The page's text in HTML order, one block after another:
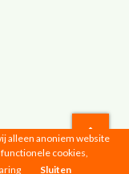
alleen anoniem website
cookies,
Sluiten